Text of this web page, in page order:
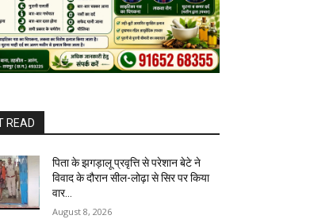
READ
पिता के झगड़ालू प्रवृत्ति से परेशान बेटे ने
विवाद के दौरान सील-लोढ़ा से सिर पर किया
वार…
August 8, 2026